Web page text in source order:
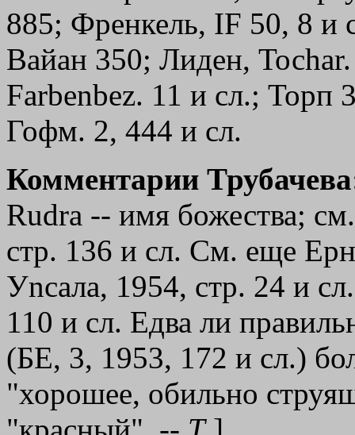
885; Френкель, IF 50, 8 и
Вайан 350; Лиден,
Farbenbez. 11 и сл.;
Гофм. 2, 444 и сл.
Комментарии
Rudrа -- имя божества;
стр. 136 и сл. См. еще
Уnсала, 1954, стр. 24 и
110 и сл. Едва ли
(БЕ, 3, 1953, 172 и сл.)
"хорошее, обильно